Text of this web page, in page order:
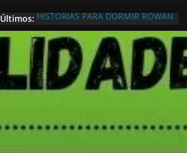
Últimos: HISTORIAS PARA DORMIR ROWAN